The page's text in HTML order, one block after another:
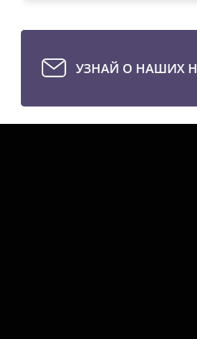
УЗНАЙ О НАШИХ